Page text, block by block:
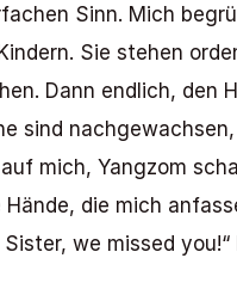
Sinn. Mich
Sie stehen
Dann endlich, den
sind
mich, Yangzom
die mich
we missed